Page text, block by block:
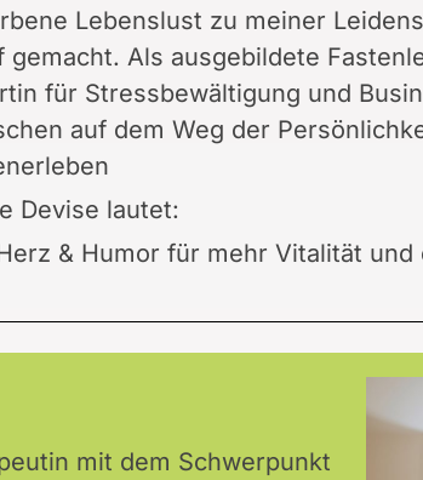
Lebenslust zu meiner
gemacht. Als ausgebildete
für Stressbewältigung und
auf dem Weg der
Devise lautet:
& Humor für mehr Vitalität
mit dem Schwerpunkt